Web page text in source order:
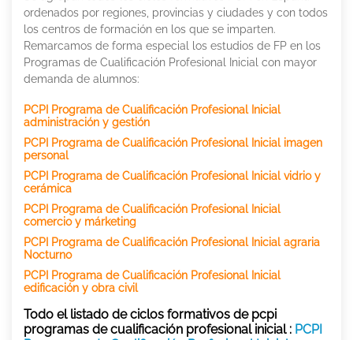
ordenados por regiones, provincias y ciudades y con todos
los centros de formación en los que se imparten.
Remarcamos de forma especial los estudios de FP en los
Programas de Cualificación Profesional Inicial con mayor
demanda de alumnos:
PCPI Programa de Cualificación Profesional Inicial
administración y gestión
PCPI Programa de Cualificación Profesional Inicial imagen
personal
PCPI Programa de Cualificación Profesional Inicial vidrio y
cerámica
PCPI Programa de Cualificación Profesional Inicial
comercio y márketing
PCPI Programa de Cualificación Profesional Inicial agraria
Nocturno
PCPI Programa de Cualificación Profesional Inicial
edificación y obra civil
Todo el listado de ciclos formativos de pcpi
programas de cualificación profesional inicial : PCPI